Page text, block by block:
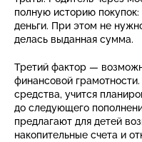
полную историю покупок:
деньги. При этом не
делась выданная сумма.
Третий фактор —
финансовой
средства, учится
до следующего
предлагают для детей
накопительные счета и